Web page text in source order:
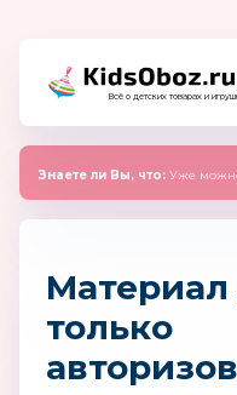
Всё о детских товарах и
Знаете ли Вы, что: Уже можно
Материал
только